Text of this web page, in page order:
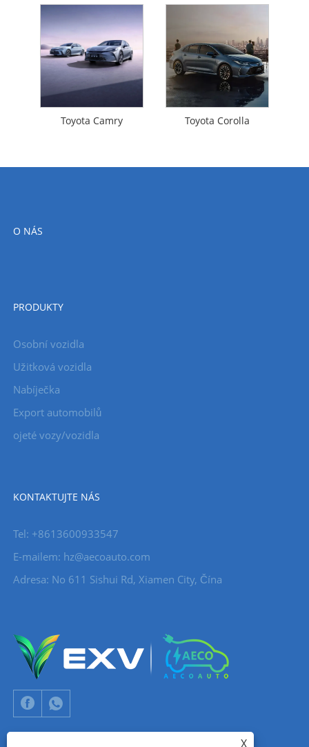
Toyota Camry Toyota Corolla
O NÁS
PRODUKTY
Osobní vozidla
Užitková vozidla
Nabíječka
Export automobilů
ojeté vozy/vozidla
KONTAKTUJTE NÁS
Tel: +8613600933547
E-mailem: hz@aecoauto.com
Adresa: No 611 Sishui Rd, Xiamen City, Čína
X